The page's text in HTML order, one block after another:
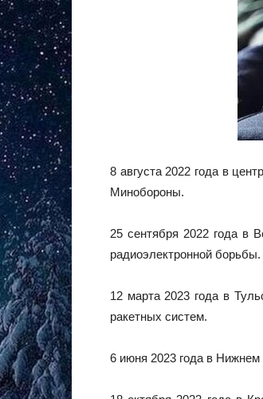
8 августа 2022 года в
Минобороны.
25 сентября 2022 года в
радиоэлектронной борьбы.
12 марта 2023 года в
ракетных систем.
6 июня 2023 года в Нижнем